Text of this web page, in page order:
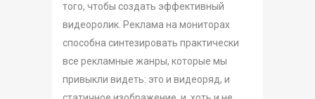
того, чтобы создать эффективный
видеоролик. Реклама на мониторах
способна синтезировать практически
все рекламные жанры, которые мы
привыкли видеть: это и видеоряд, и